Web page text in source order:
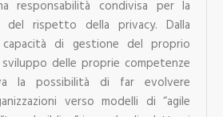
responsabilità condivisa per la
rispetto della privacy. Dalla
capacità di gestione del proprio
delle proprie competenze
la possibilità di far evolvere
verso modelli di “agile